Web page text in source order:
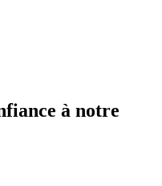
à notre